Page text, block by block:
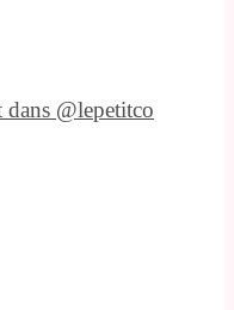
@lepetitco